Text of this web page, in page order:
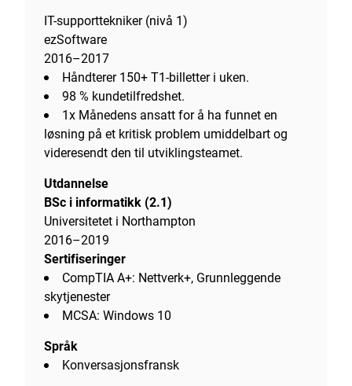
IT-supporttekniker (nivå 1)
ezSoftware
2016–2017
Håndterer 150+ T1-billetter i uken.
98 % kundetilfredshet.
1x Månedens ansatt for å ha funnet en
løsning på et kritisk problem umiddelbart og
videresendt den til utviklingsteamet.
Utdannelse
BSc i informatikk (2.1)
Universitetet i Northampton
2016–2019
Sertifiseringer
CompTIA A+: Nettverk+, Grunnleggende
skytjenester
MCSA: Windows 10
Språk
Konversasjonsfransk